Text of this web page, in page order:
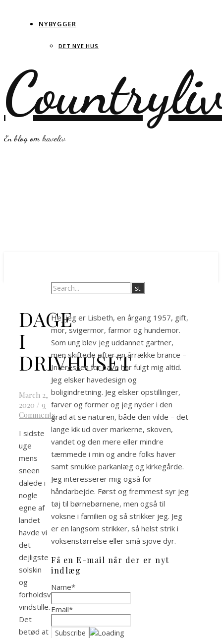
NYBYGGER
DET NYE HUS
En blog om haveliv
DAGE
I
DRIVHUSET
March 2,
2020 / 9
Comments
I sidste
uge
mens
sneen
dalede i
nogle
egne af
landet
havde vi
det
dejligste
solskin
og
forholdsvis
vindstille.
Det
betød at
Hej jeg er Lisbeth, en årgang 1957, gift,
mor, svigermor, farmor og hundemor.
Som ung blev jeg uddannet gartner,
men skiftede efter en årrække brance –
Interessen for have har fulgt mig altid.
Jeg elsker havedesign og
boligindretning. Jeg elsker opstillinger,
farver og former og jeg nyder i den
grad at se naturen, både den vilde – det
lange kik ud over markerne, skoven,
vandet og den mere eller mindre
tæmmede i min og andre folks haver
samt smukke parkanlæg og kirkegårde.
Jeg interesserer mig også for
håndarbejde. Først og fremmest syr jeg
tøj til børnebørnene, men også til
voksne i familien og så strikker jeg. Jeg
er en langsom strikker, så helst strik i
voksenstørrelse eller små sjove dyr.
Få en E-mail når der er nyt
indlæg
Name*
Email*